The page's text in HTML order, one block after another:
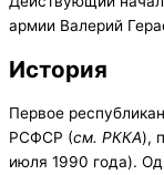
армии Валерий
История
Первое
РСФСР (см. РККА),
июля 1990 года).